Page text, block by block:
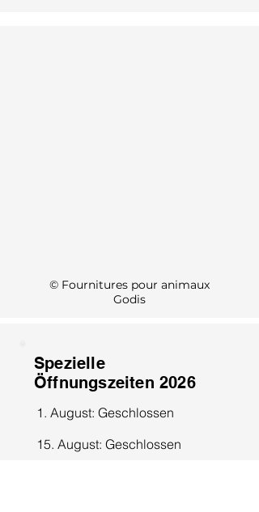
© Fournitures pour animaux
Godis
Spezielle
Öffnungszeiten 2026
1. August: Geschlossen
15. August: Geschlossen